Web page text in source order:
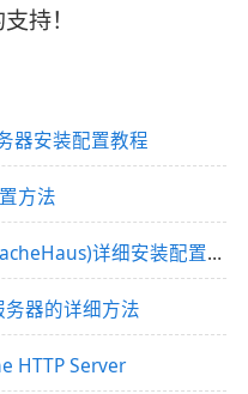
持！
器安装配置教程
方法
Windows Apache2.4 VC9(ApacheHaus)详细安装配置教程
器的详细方法
HTTP Server